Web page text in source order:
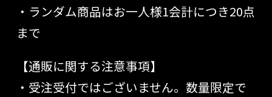
・ランダム商品はお一人様1会計につき20点
まで
【通販に関する注意事項】
・受注受付ではございません。数量限定で